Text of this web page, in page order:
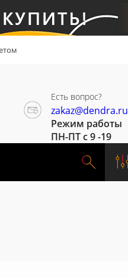
Есть вопрос?
zakaz@dendra.ru
Режим работы
ПН-ПТ с 9 -19